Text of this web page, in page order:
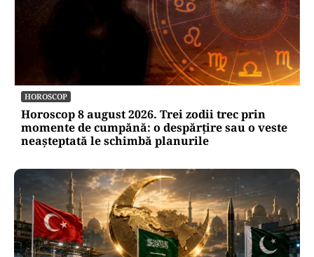
HOROSCOP
Horoscop 8 august 2026. Trei zodii trec prin
momente de cumpănă: o despărțire sau o veste
neașteptată le schimbă planurile